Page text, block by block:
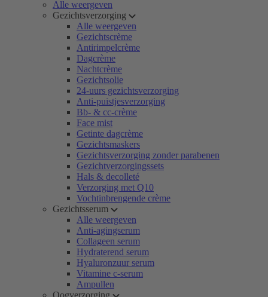
Alle weergeven
Gezichtsverzorging
Alle weergeven
Gezichtscrème
Antirimpelcrème
Dagcrème
Nachtcrème
Gezichtsolie
24-uurs gezichtsverzorging
Anti-puistjesverzorging
Bb- & cc-crème
Face mist
Getinte dagcrème
Gezichtsmaskers
Gezichtsverzorging zonder parabenen
Gezichtverzorgingssets
Hals & decolleté
Verzorging met Q10
Vochtinbrengende crème
Gezichtsserum
Alle weergeven
Anti-agingserum
Collageen serum
Hydraterend serum
Hyaluronzuur serum
Vitamine c-serum
Ampullen
Oogverzorging